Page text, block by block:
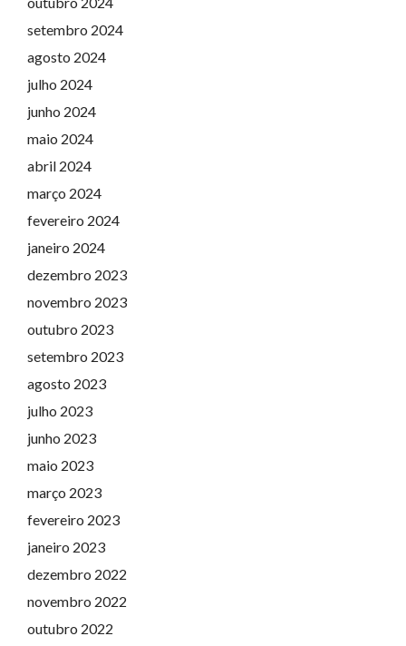
setembro 2024
agosto 2024
julho 2024
junho 2024
maio 2024
abril 2024
março 2024
fevereiro 2024
janeiro 2024
dezembro 2023
novembro 2023
outubro 2023
setembro 2023
agosto 2023
julho 2023
junho 2023
maio 2023
março 2023
fevereiro 2023
janeiro 2023
dezembro 2022
novembro 2022
outubro 2022